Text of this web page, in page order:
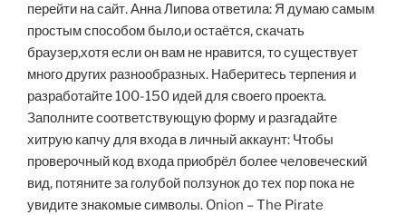
перейти на сайт. Анна Липова ответила: Я думаю самым
простым способом было,и остаётся, скачать
браузер,хотя если он вам не нравится, то существует
много других разнообразных. Наберитесь терпения и
разработайте 100-150 идей для своего проекта.
Заполните соответствующую форму и разгадайте
хитрую капчу для входа в личный аккаунт: Чтобы
проверочный код входа приобрёл более человеческий
вид, потяните за голубой ползунок до тех пор пока не
увидите знакомые символы. Onion – The Pirate